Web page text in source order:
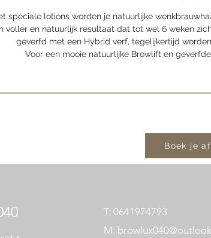
n
.
speciale lotions worden je natuurlijke
voller en natuurlijk resultaat dat tot wel 6 weken
geverfd met een Hybrid verf, tegelijkertijd
Voor een mooie natuurlijke Browlift en
Boek je
T: 0641974793
M: